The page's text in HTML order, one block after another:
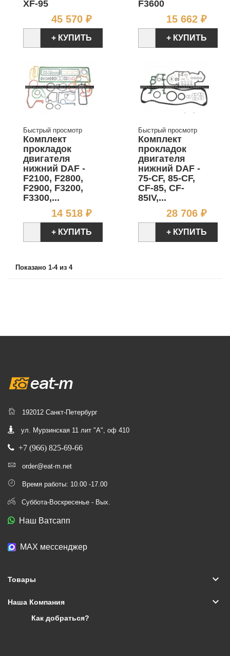
XF-95
45 570 ₽Цена
+ КУПИТЬ
F3600
15 662 ₽
+ КУПИТЬ
Быстрый просмотр
Комплект
прокладок
двигателя
нижний DAF -
F2100, F2800,
F2900, F3200,
F3300,...
14 518 ₽Цена
+ КУПИТЬ
Быстрый просмотр
Комплект
прокладок
двигателя
нижний DAF -
75-CF, 85-CF,
CF-85, CF-
85IV,...
28 706 ₽
+ КУПИТЬ
Показано 1-4 из 4
192012 Санкт-Петербург
ул. Мурзинская 11 лит "А", оф 410
+7 (966) 825-69-66
order@eat-m.net
Время работы: 10.00 -17.00
Суббота-Воскресенье - Вых.
Наш Ватсапп
МАХ мессенджер
Товары keyboard_arrow_down
Наша Компания keyboard_arrow_down
Как добраться?